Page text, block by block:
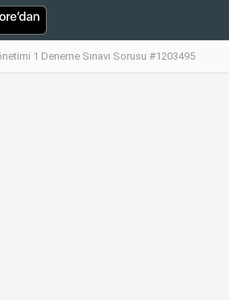
1 Deneme Sınavı Sorusu #1203495